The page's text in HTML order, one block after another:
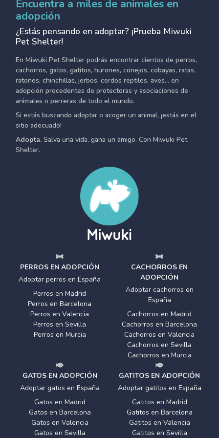
Encuentra a miles de animales en
adopción
¿Estás pensando en adoptar? ¡Prueba Miwuki
Pet Shelter!
En Miwuki Pet Shelter podrás encontrar cientos de perros,
cachorros, gatos, gatitos, hurones, conejos, cobayas, ratas,
ratones, chinchillas, jerbos, cerdos reptiles, aves... en
adopción procedentes de protectoras y asociaciones de
animales o perreras de todo el mundo.
Si estás buscando adoptar o acoger un animal, ¡estás en el
sitio adecuado!
Adopta. Salva una vida, gana un amigo. Con Miwuki Pet
Shelter.
PERROS EN ADOPCIÓN
Adoptar perros en España
Perros en Madrid
Perros en Barcelona
Perros en Valencia
Perros en Sevilla
Perros en Murcia
CACHORROS EN
ADOPCIÓN
Adoptar cachorros en
España
Cachorros en Madrid
Cachorros en Barcelona
Cachorros en Valencia
Cachorros en Sevilla
Cachorros en Murcia
GATOS EN ADOPCIÓN
Adoptar gatos en España
Gatos en Madrid
Gatos en Barcelona
Gatos en Valencia
Gatos en Sevilla
GATITOS EN ADOPCIÓN
Adoptar gatitos en España
Gatitos en Madrid
Gatitos en Barcelona
Gatitos en Valencia
Gatitos en Sevilla